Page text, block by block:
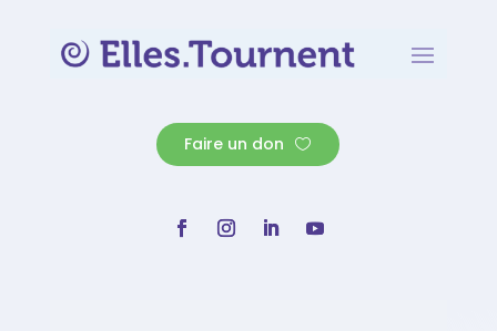
Faire un don